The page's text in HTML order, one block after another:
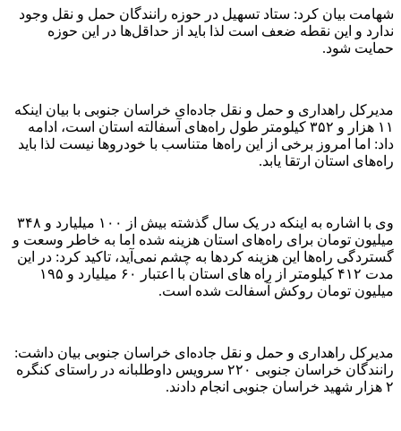
شهامت بیان کرد: ستاد تسهیل در حوزه رانندگان حمل و نقل وجود
ندارد و این نقطه ضعف است لذا باید از حداقل‌ها در این حوزه
حمایت شود.
مدیرکل راهداری و حمل و نقل جاده‌ای خراسان جنوبی با بیان اینکه
۱۱ هزار و ۳۵۲ کیلومتر طول راه‌های آسفالته استان است، ادامه
داد: اما امروز برخی از این راه‌ها متناسب با خودروها نیست لذا باید
راه‌های استان ارتقا یابد.
وی با اشاره به اینکه در یک سال گذشته بیش از ۱۰۰ میلیارد و ۳۴۸
میلیون تومان برای راه‌های استان هزینه شده اما به خاطر وسعت و
گستردگی راه‌ها این هزینه کردها به چشم نمی‌آید، تاکید کرد: در این
مدت ۴۱۲ کیلومتر از راه های استان با اعتبار ۶۰ میلیارد و ۱۹۵
میلیون تومان روکش آسفالت شده است.
مدیرکل راهداری و حمل و نقل جاده‌ای خراسان جنوبی بیان داشت:
رانندگان خراسان جنوبی ۲۲۰ سرویس داوطلبانه در راستای کنگره
۲ هزار شهید خراسان جنوبی انجام دادند.